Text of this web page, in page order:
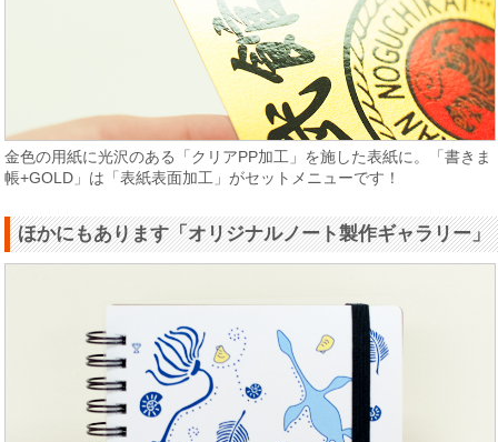
金色の用紙に光沢のある「クリアPP加工」を施した表紙に。「書きま
帳+GOLD」は「表紙表面加工」がセットメニューです！
ほかにもあります「オリジナルノート製作ギャラリー」